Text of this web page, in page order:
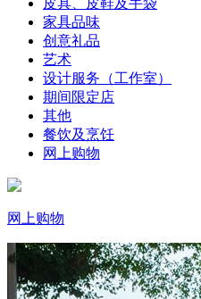
皮具、皮鞋及手袋
家具品味
创意礼品
艺术
设计服务（工作室）
期间限定店
其他
餐饮及烹饪
网上购物
网上购物